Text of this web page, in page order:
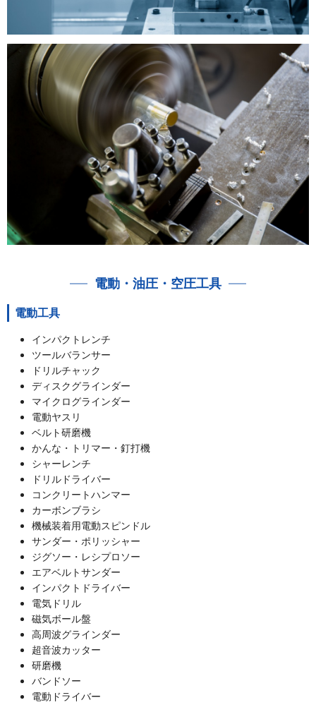
電動・油圧・空圧工具
電動工具
インパクトレンチ
ツールバランサー
ドリルチャック
ディスクグラインダー
マイクログラインダー
電動ヤスリ
ベルト研磨機
かんな・トリマー・釘打機
シャーレンチ
ドリルドライバー
コンクリートハンマー
カーボンブラシ
機械装着用電動スピンドル
サンダー・ポリッシャー
ジグソー・レシプロソー
エアベルトサンダー
インパクトドライバー
電気ドリル
磁気ボール盤
高周波グラインダー
超音波カッター
研磨機
バンドソー
電動ドライバー